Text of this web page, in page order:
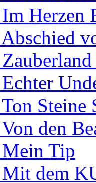
Herzen
Steine
den
Tip
dem